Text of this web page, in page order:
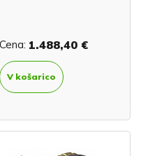
Cena: 1.488,40 €
V košarico